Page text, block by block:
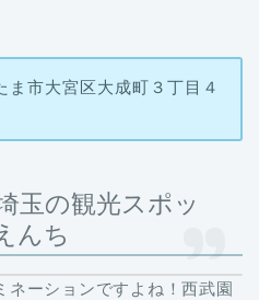
市大宮区大成町３丁目４
玉の観光スポッ
んち
ネーションですよね！西武園